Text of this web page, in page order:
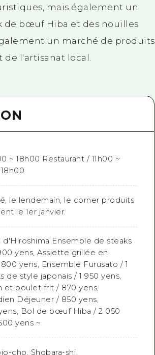
mais également un
de bœuf Hiba et des nouilles
un marché de produits
de l'artisanat local.
~ 18h00 Restaurant / 11h00 ~
le lendemain, le corner produits
le 1er janvier.
Ensemble de steaks
yens, Assiette grillée en
yens, Ensemble Furusato / 1
de style japonais / 1 950 yens,
et poulet frit / 870 yens,
Déjeuner / 850 yens,
Bol de bœuf Hiba / 2 050
yens ~
cho, Shobara-shi